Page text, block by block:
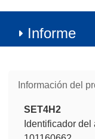
Informe
Información del
SET4H2
Identificador